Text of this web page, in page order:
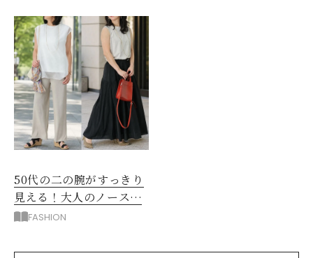
50代の二の腕がすっきり
見える！大人のノースリ
ーブコーデ5選
FASHION